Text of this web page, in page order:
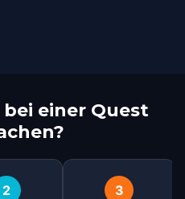
einer Quest
2 3